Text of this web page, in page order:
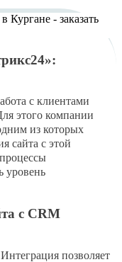
с клиентами
этого компании
из которых
сайта с этой
уровень
с CRM
позволяет